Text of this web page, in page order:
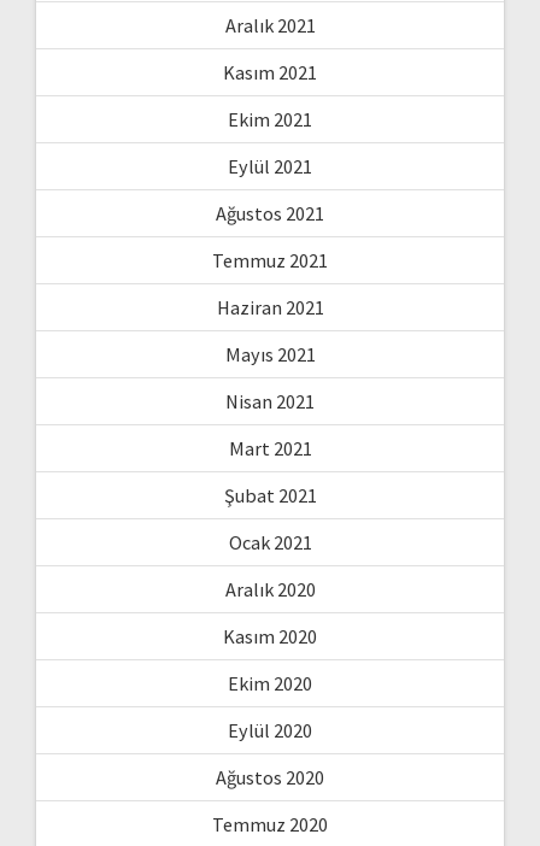
Aralık 2021
Kasım 2021
Ekim 2021
Eylül 2021
Ağustos 2021
Temmuz 2021
Haziran 2021
Mayıs 2021
Nisan 2021
Mart 2021
Şubat 2021
Ocak 2021
Aralık 2020
Kasım 2020
Ekim 2020
Eylül 2020
Ağustos 2020
Temmuz 2020